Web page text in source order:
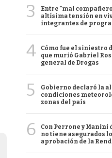
3
Entre "mal
altísima tensión en
integrantes de
4
Cómo fue el siniestro
que murió Gabriel
general de Drogas
5
Gobierno declaró la
condiciones
zonas del país
6
Con Perrone y Manini
no tiene asegurados
aprobación de la